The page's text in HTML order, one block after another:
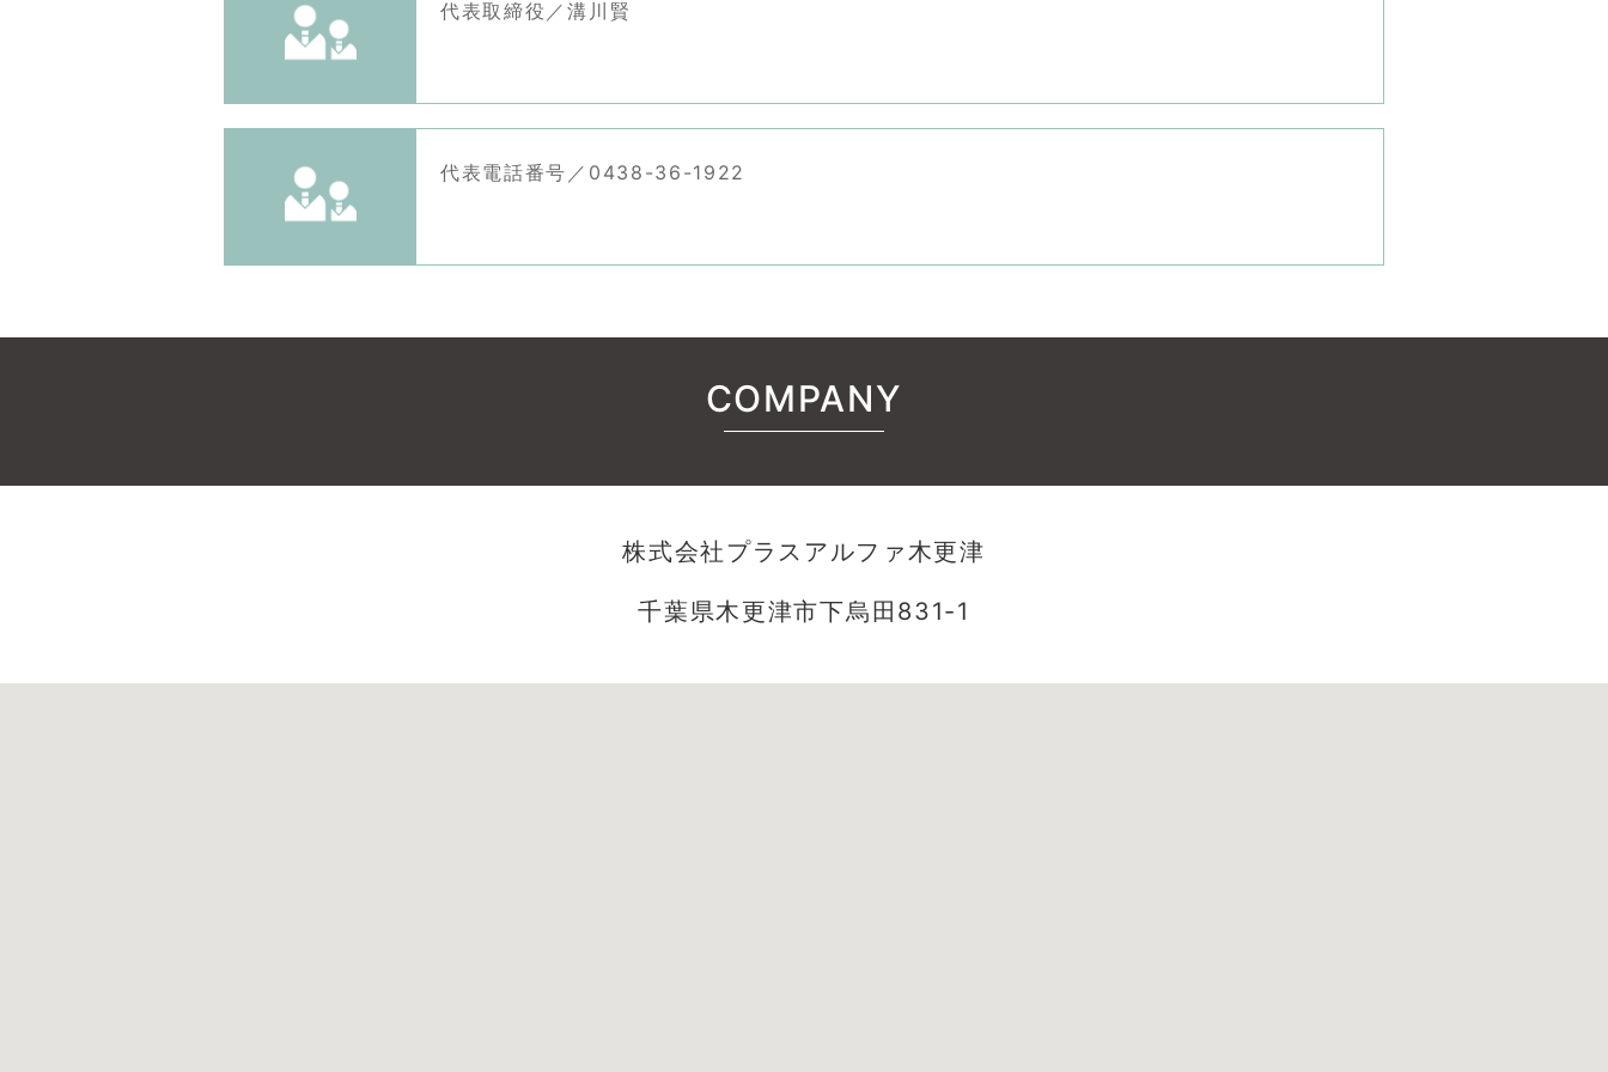
代表取締役／溝川賢
代表電話番号／0438-36-1922
COMPANY
株式会社プラスアルファ木更津
千葉県木更津市下烏田831-1